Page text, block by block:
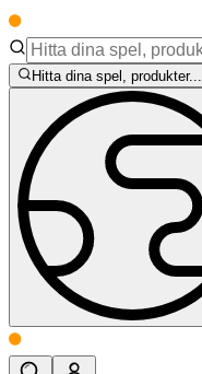
Hitta dina spel, produkter...